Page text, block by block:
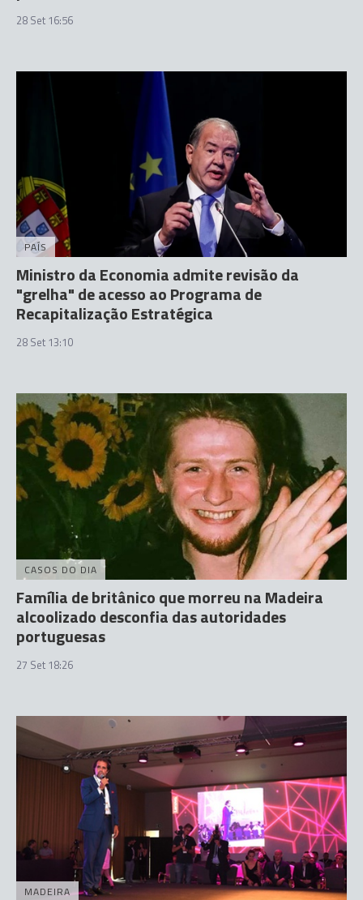
28 Set 16:56
PAÍS
Ministro da Economia admite revisão da
"grelha" de acesso ao Programa de
Recapitalização Estratégica
28 Set 13:10
CASOS DO DIA
Família de britânico que morreu na Madeira
alcoolizado desconfia das autoridades
portuguesas
27 Set 18:26
MADEIRA